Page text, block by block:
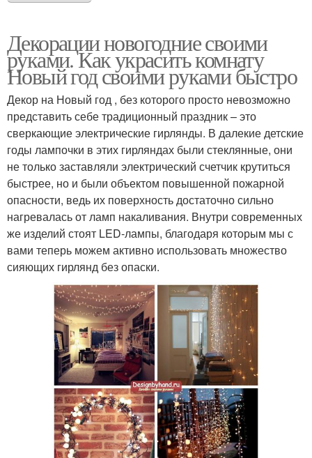
Декорации новогодние своими
руками. Как украсить комнату
Новый год своими руками быстро
Декор на Новый год , без которого просто невозможно
представить себе традиционный праздник – это
сверкающие электрические гирлянды. В далекие детские
годы лампочки в этих гирляндах были стеклянные, они
не только заставляли электрический счетчик крутиться
быстрее, но и были объектом повышенной пожарной
опасности, ведь их поверхность достаточно сильно
нагревалась от ламп накаливания. Внутри современных
же изделий стоят LED-лампы, благодаря которым мы с
вами теперь можем активно использовать множество
сияющих гирлянд без опаски.